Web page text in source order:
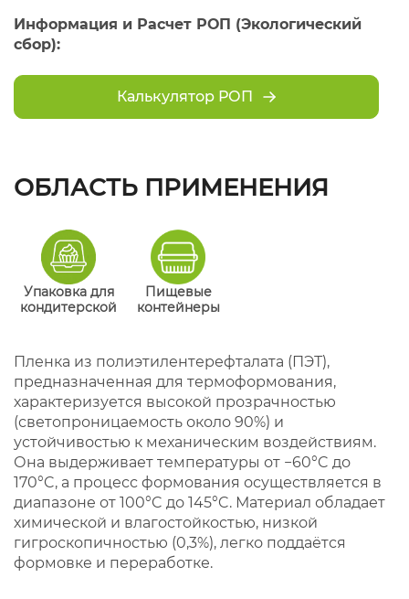
Информация и Расчет РОП (Экологический
сбор):
Калькулятор РОП
ОБЛАСТЬ ПРИМЕНЕНИЯ
Упаковка для
кондитерской
Пищевые
контейнеры
Пленка из полиэтилентерефталата (ПЭТ),
предназначенная для термоформования,
характеризуется высокой прозрачностью
(светопроницаемость около 90%) и
устойчивостью к механическим воздействиям.
Она выдерживает температуры от −60°C до
170°C, а процесс формования осуществляется в
диапазоне от 100°C до 145°C. Материал обладает
химической и влагостойкостью, низкой
гигроскопичностью (0,3%), легко поддаётся
формовке и переработке.